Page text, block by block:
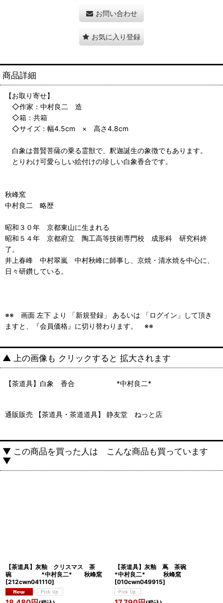
お問い合わせ
お気に入り登録
商品詳細
【お取り寄せ】
◇作家：中村良二 造
◇箱：共箱
◇サイズ：幅4.5cm × 高さ4.8cm
白象は普賢菩薩の乗る霊獣で、釈迦誕生の象徴でもあります。
とりわけ可愛らしい絵付けの珍しい白象香合です。
秋峰窯
中村良二 略歴
昭和３０年 京都東山に生まれる
昭和５４年 京都府立 陶工高等技術専門校 成形科 研究科終
了。
井上春峰 中村翠嵐 中村秋峰に師事し、京焼・清水焼を中心に、
日々研鑽している。
※※ 画面 左下 より 「新規登録」 あるいは 「ログイン」して頂き
ますと、『会員価格』に切り替わります。 ※※
▲ 上の画像も クリックすると 拡大されます
【茶道具】白象 香合 *中村良二*
通販販売 【茶道具・茶道道具】 静友堂 ねっと店
▼ この商品を買った人は こんな商品も買っています
▼
【茶道具】灰釉 クリスマス 茶
碗 *中村良二* 秋峰窯
[212cwn041110]
【茶道具】灰釉 蔦 茶碗
*中村良二* 秋峰窯
[010cwn049915]